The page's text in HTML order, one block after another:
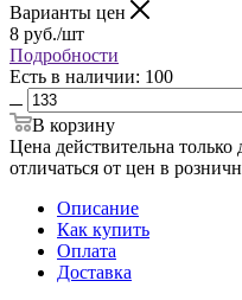
Варианты цен
8 руб./шт
Подробности
Есть в наличии: 100
В корзину
Цена действительна
отличаться от цен в
Описание
Как купить
Оплата
Доставка